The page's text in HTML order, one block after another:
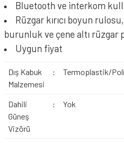
Bluetooth ve interkom
Rüzgar kırıcı boyun
burunluk ve çene altı rüzgar
Uygun fiyat
Dış Kabuk
Malzemesi
: Termoplastik/
Dahili
Güneş
Vizörü
: Yok